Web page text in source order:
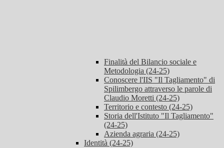
Finalità del Bilancio sociale e
Metodologia (24-25)
Conoscere l'IIS "Il Tagliamento" di
Spilimbergo attraverso le parole di
Claudio Moretti (24-25)
Territorio e contesto (24-25)
Storia dell'Istituto "Il Tagliamento"
(24-25)
Azienda agraria (24-25)
Identità (24-25)